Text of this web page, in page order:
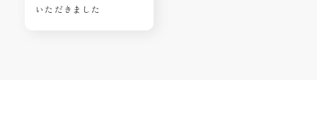
いただきました